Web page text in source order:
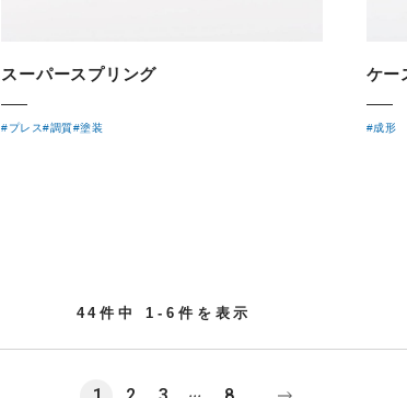
スーパースプリング
#プレス#調質#塗装
ケー
#成形
44件中 1-6件を表示
...